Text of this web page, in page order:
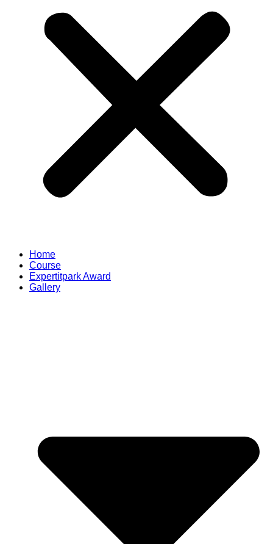
Home
Course
Expertitpark Award
Gallery